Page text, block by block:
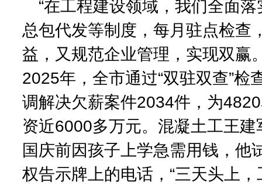
“在工程建设领域，我们全面
总包代发等制度，每月驻点检查
益，又规范企业管理，实现双赢
2025年，全市通过“双驻双查”检
调解决欠薪案件2034件，为
资近6000多万元。混凝土工王
国庆前因孩子上学急需用钱，他
权告示牌上的电话，“三天头上